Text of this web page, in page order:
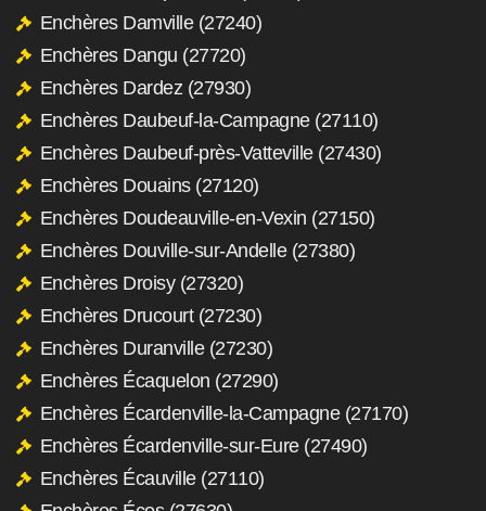
Enchères Damville (27240)
Enchères Dangu (27720)
Enchères Dardez (27930)
Enchères Daubeuf-la-Campagne (27110)
Enchères Daubeuf-près-Vatteville (27430)
Enchères Douains (27120)
Enchères Doudeauville-en-Vexin (27150)
Enchères Douville-sur-Andelle (27380)
Enchères Droisy (27320)
Enchères Drucourt (27230)
Enchères Duranville (27230)
Enchères Écaquelon (27290)
Enchères Écardenville-la-Campagne (27170)
Enchères Écardenville-sur-Eure (27490)
Enchères Écauville (27110)